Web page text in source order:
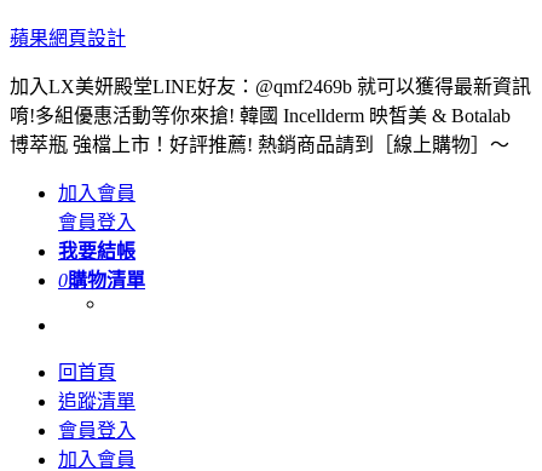
蘋果網頁設計
加入LX美妍殿堂LINE好友：@qmf2469b 就可以獲得最新資訊
唷!多組優惠活動等你來搶! 韓國 Incellderm 映皙美 & Botalab
博萃瓶 強檔上市！好評推薦! 熱銷商品請到［線上購物］～
加入會員
會員登入
我要結帳
0購物清單
回首頁
追蹤清單
會員登入
加入會員